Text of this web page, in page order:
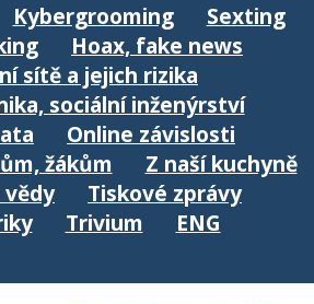
Kybergrooming
Sexting
Hoax, fake news
sítě a jejich rizika
sociální inženýrství
Online závislosti
žákům
Z naší kuchyně
vědy
Tiskové zprávy
Trivium ENG